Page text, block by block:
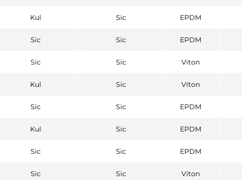
Kul Sic EPDM
Sic Sic EPDM
Sic Sic Viton
Kul Sic Viton
Sic Sic EPDM
Kul Sic EPDM
Sic Sic EPDM
Sic Sic Viton